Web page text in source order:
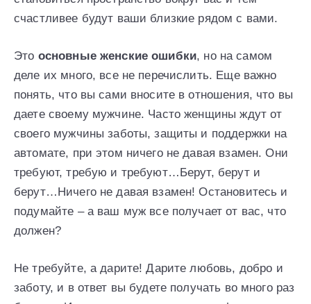
счастливее будут ваши близкие рядом с вами.
Это основные женские ошибки, но на самом
деле их много, все не перечислить. Еще важно
понять, что вы сами вносите в отношения, что вы
даете своему мужчине. Часто женщины ждут от
своего мужчины заботы, защиты и поддержки на
автомате, при этом ничего не давая взамен. Они
требуют, требую и требуют…Берут, берут и
берут…Ничего не давая взамен! Остановитесь и
подумайте – а ваш муж все получает от вас, что
должен?
Не требуйте, а дарите! Дарите любовь, добро и
заботу, и в ответ вы будете получать во много раз